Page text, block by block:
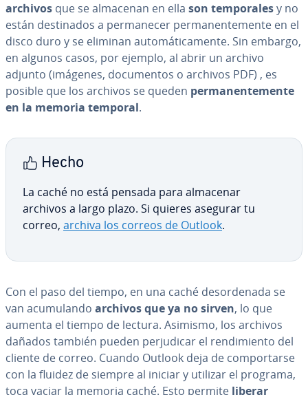
archivos que se almacenan en ella son te­m­po­ra­lesy no
están de­s­ti­na­dos a pe­r­ma­ne­cer pe­r­ma­ne­n­te­me­n­te en el
disco duro y se eliminan au­to­má­ti­ca­me­n­te. Sin embargo,
en algunos casos, por ejemplo, al abrir un archivo
adjunto (imágenes, do­cu­me­n­tos o archivos PDF) , es
posible que los archivos se queden pe­r­ma­ne­n­te­me­n­te
en la memoria temporal.
Hecho
La caché no está pensada para almacenar
archivos a largo plazo. Si quieres asegurar tu
correo, archiva los correos de Outlook.
Con el paso del tiempo, en una caché des­or­de­na­da se
van acu­mu­la­n­do archivos que ya no sirven, lo que
aumenta el tiempo de lectura. Asimismo, los archivos
dañados también pueden pe­r­ju­di­car el re­n­di­mie­n­to del
cliente de correo. Cuando Outlook deja de co­m­po­r­tar­se
con la fluidez de siempre al iniciar y utilizar el programa,
toca vaciar la memoria caché. Esto permite liberar